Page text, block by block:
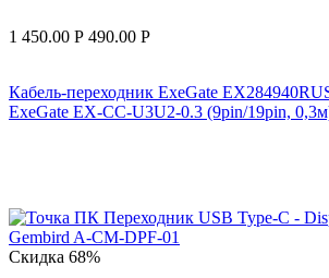
1 450.00 Р 490.00 Р
Кабель-переходник ExeGate
ExeGate EX-CC-U3U2-0.3 (9pin/19pin,
Скидка 68%